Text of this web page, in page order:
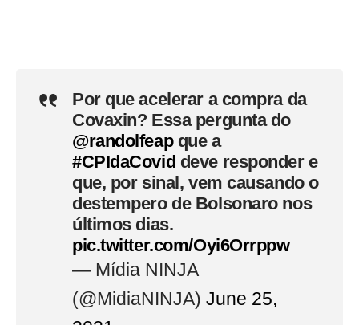
Por que acelerar a compra da
Covaxin? Essa pergunta do
@randolfeapque a
#CPIdaCovid deve responder e
que, por sinal, vem causando o
destempero de Bolsonaro nos
últimos dias.
pic.twitter.com/Oyi6Orrppw
— Mídia NINJA
(@MidiaNINJA) June 25,